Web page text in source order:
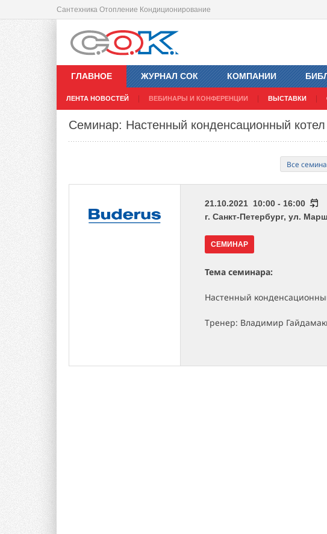
Сантехника Отопление Кондиционирование
ГЛАВНОЕ
ЛЕНТА НОВОСТЕЙ ВЕБИНАРЫ И КОНФЕРЕНЦИИ ВЫСТАВКИ
ЖУРНАЛ СОК КОМПАНИИ
Семинар: Настенный конденсационный
Все
21.10.2021 10:00 - 16:00
г. Санкт-Петербург, ул.
СЕМИНАР
Тема семинара:
Настенный
Тренер: Владимир